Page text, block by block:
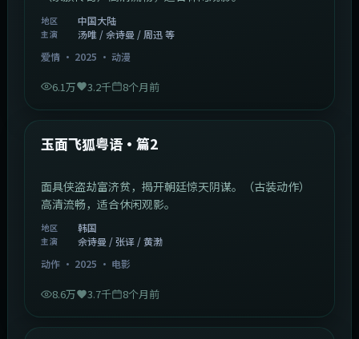
地区 中国大陆
主演
汤唯 / 佘诗曼 / 周迅 等
爱情· 2025 · 动漫
6.1万 3.2千 8个月前
最新
玉面飞狐粤语·篇2
面具侠盗劫富济贫，揭开朝廷惊天阴谋。（古装动作）
高清流畅，适合休闲观影。
地区 韩国
主演
佘诗曼 / 张译 / 黄渤
动作· 2025 · 电影
8.6万 3.7千 8个月前